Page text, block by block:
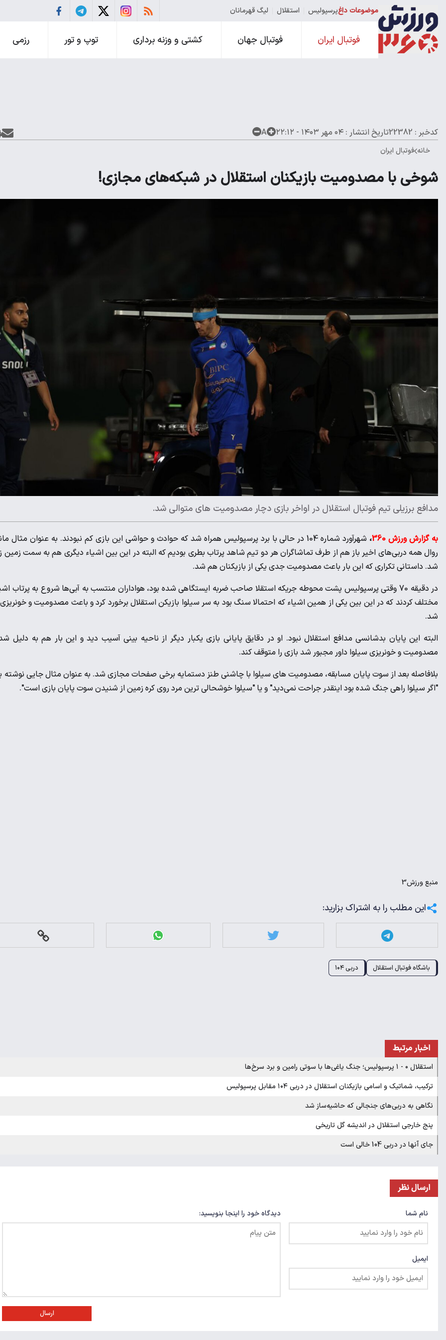
موضوعات داغپرسپولیس استقلال لیگ قهرمانان
فوتبال ایران فوتبال جهان کشتی و وزنه برداری توپ و تور رزمی
کدخبر : 22382 تاریخ انتشار : ۰۴ مهر ۱۴۰۳ - ۲۲:۱۲ A
خانه فوتبال ایران
شوخی با مصدومیت بازیکنان استقلال در شبکه‌های مجازی!
مدافع برزیلی تیم فوتبال استقلال در اواخر بازی دچار مصدومیت های متوالی شد.
به گزارش ورزش 360 ،
شهرآورد شماره 104 در حالی با برد پرسپولیس همراه شد که حوادث و حواشی این بازی کم نبودند. به عنوان مثال
روال همه دربی‌های اخیر باز هم از طرف تماشاگران هر دو تیم شاهد پرتاب بطری بودیم که البته در این بین اشیاء دیگری هم به سمت زمین
شد. داستانی تکراری که این بار باعث مصدومیت جدی یکی از بازیکنان هم شد.
در دقیقه 70 وقتی پرسپولیس پشت محوطه جریکه استقلا صاحب ضربه ایستگاهی شده بود، هواداران منتسب به آبی‌ها شروع به پرتاب
مختلف کردند که در این بین یکی از همین اشیاء که احتمالا سنگ بود به سر سیلوا بازیکن استقلال برخورد کرد و باعث مصدومیت و
شد.
البته این پایان بدشانسی مدافع استقلال نبود. او در دقایق پایانی بازی یکبار دیگر از ناحیه بینی آسیب دید و این بار هم به دلیل
مصدومیت و خونریزی سیلوا داور مجبور شد بازی را متوقف کند.
بلافاصله بعد از سوت پایان مسابقه، مصدومیت های سیلوا با چاشنی طنز دستمایه برخی صفحات مجازی شد. به عنوان مثال جایی نوشته
"اگر سیلوا راهی جنگ شده بود اینقدر جراحت نمی‌دید" و یا "سیلوا خوشحالی ترین مرد روی کره زمین از شنیدن سوت پایان بازی است".
منبعورزش3
این مطلب را به اشتراک بزارید:
باشگاه فوتبال استقلال دربی ۱۰۴
اخبار مرتبط
استقلال ۰ - ۱ پرسپولیس؛ جنگ یاغی‌ها با سوتی رامین و برد سرخ‌ها
ترکیب، شماتیک و اسامی بازیکنان استقلال در دربی ۱۰۴ مقابل پرسپولیس
نگاهی به دربی‌های جنجالی که حاشیه‌ساز شد
پنج خارجی استقلال در اندیشه گل تاریخی
جای آنها در دربی 104 خالی است
ارسال نظر
نام شما
ایمیل
دیدگاه خود را اینجا بنویسید:
ارسال